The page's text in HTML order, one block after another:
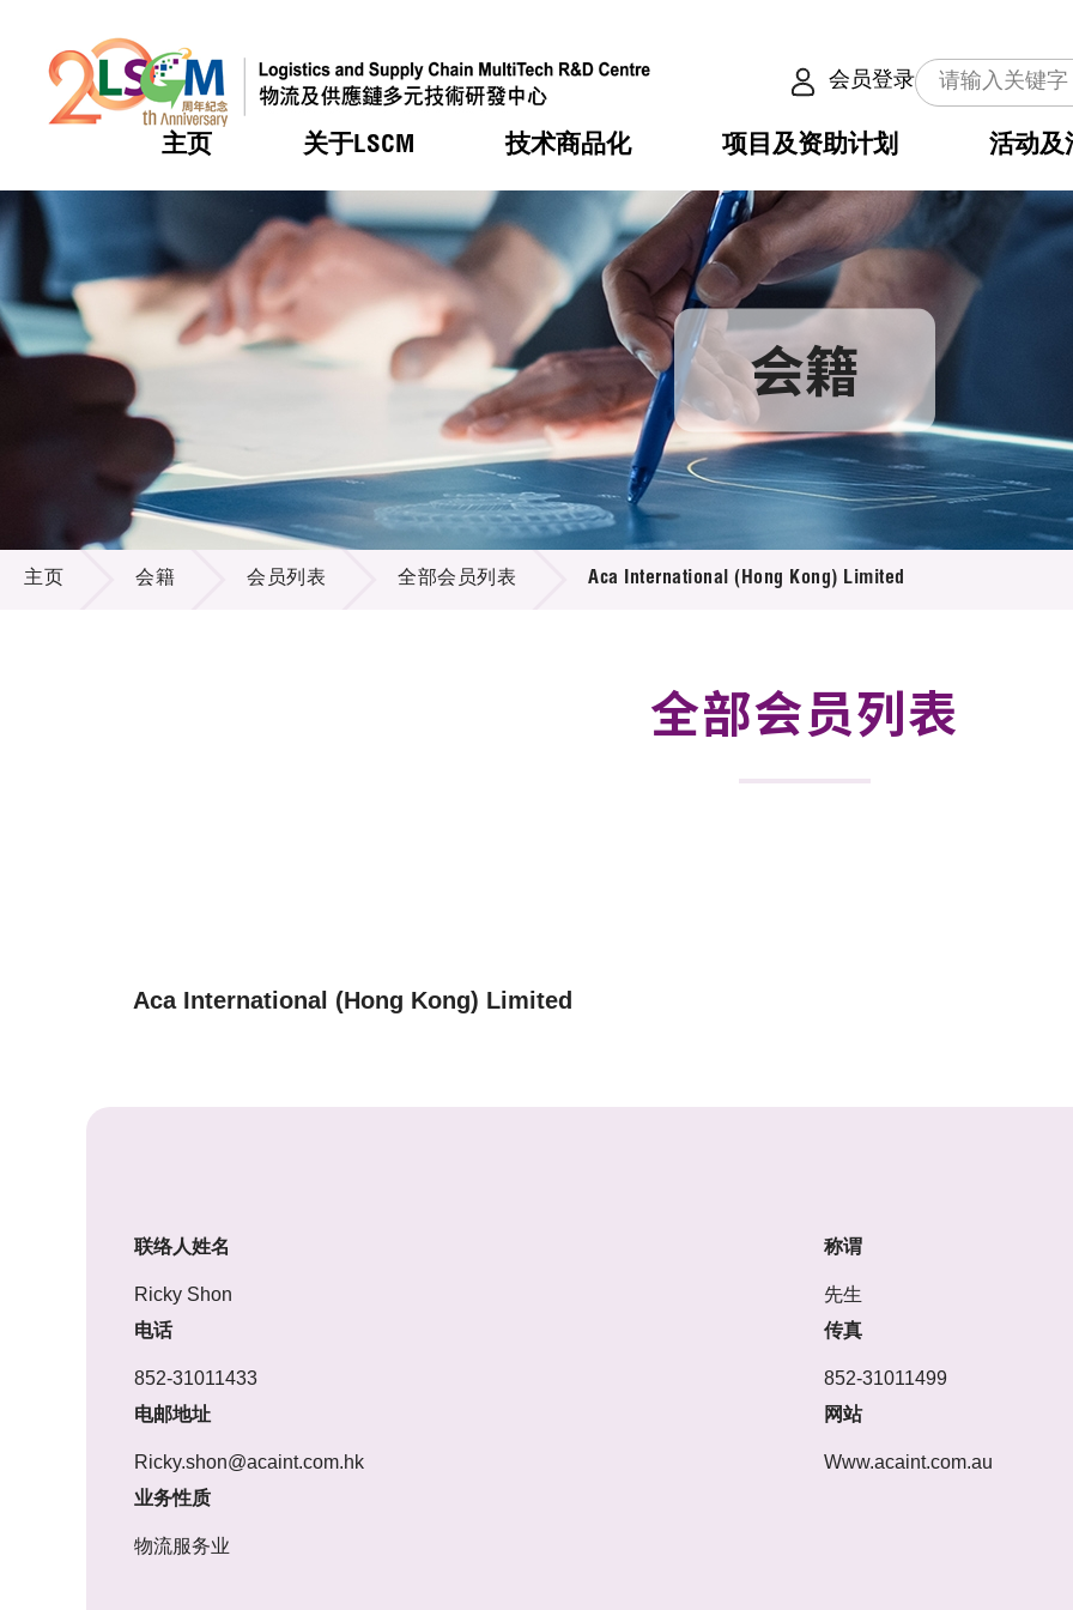
会员登录
主页 关于LSCM
热门
LSCM 动向
机构简介
愿景及使命
服务范畴
组织架构
组织架构
董事局
研究顾问
招标通告
技术商品化
热门
LSCM 动向
服务
可获授权之技术
应用于公共服务之创新技术
重点项目
项目及资助计划
热门
LSCM 动向
合作计划
研发重点
资助计划
资助计划
税务优惠
申请
评审
征求研发项目计划书
项目资料库
活动及
热门
LSCM 动向
活动
LSCM 动向
业界活动
奖项
新闻中心
媒体报导
新闻稿
资讯中心
多媒体
出版刊物
热门
LSCM 动向
会籍及服务
登记会籍
会员列表
会员登入 会籍
会籍
主页 会籍 会员列表 全部会员列表 Aca International (Hong Kong) Limited
全部会员列表
Aca International (Hong Kong) Limited
联络人姓名
Ricky Shon
称谓
先生
电话
852-31011433
传真
852-31011499
电邮地址
Ricky.shon@acaint.com.hk
网站
Www.acaint.com.au
业务性质
物流服务业